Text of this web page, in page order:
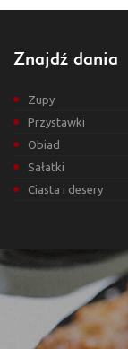
Znajdź dania
Zupy
Przystawki
Obiad
Sałatki
Ciasta i desery